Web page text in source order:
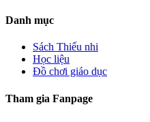
Danh mục
Sách Thiếu nhi
Học liệu
Đồ chơi giáo dục
Tham gia Fanpage